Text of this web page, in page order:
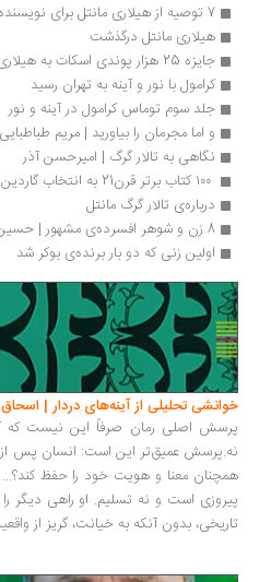
7 توصیه از هیلاری مانتل برای نویسنده شدن | کیتی وارد
هیلاری مانتل درگذشت
جایزه 25 هزار پوندی اسکات به هیلاری منتل رسید
کرامول با نور و آینه به تهران رسید
جلد سوم توماس کرامول در آینه و نور
و اما مجرمان را بیاورید | مریم‌
نگاهی به تالار گرگ | امیرحسن آذر
درباره‌ی تالار گرگ مانتل
8 زن و شوهر افسرده‌ی مشهور | حسین عیدی‌زاده
اولین زنی که دو بار برنده‌ی بوکر شد
خوانشی تحلیلی از آینه‌های دردار |
پرسش اصلی رمان صرفاً این نیست که
نه.پرسش عمیق‌تر این است: انسان پس
همچنان معنا و هویت خود را حفظ کند؟...
پیروزی است و نه تسلیم. او راهی دیگر
تاریخی، بدون آنکه به خیانت، گریز از